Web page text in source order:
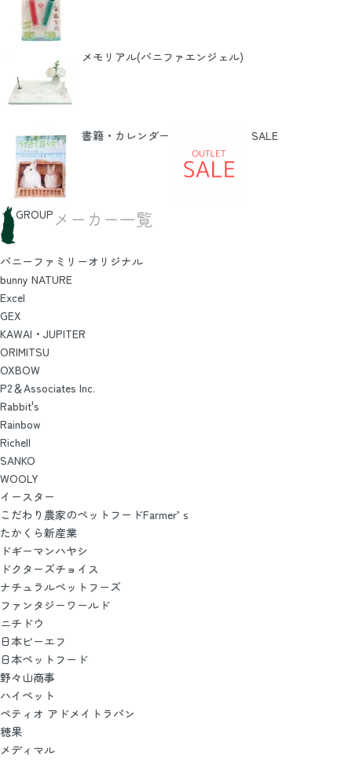
メモリアル(バニファエンジェル)
書籍・カレンダー SALE
GROUP メーカー一覧
バニーファミリーオリジナル
bunny NATURE
Excel
GEX
KAWAI・JUPITER
ORIMITSU
OXBOW
P2＆Associates Inc.
Rabbit's
Rainbow
Richell
SANKO
WOOLY
イースター
こだわり農家のペットフードFarmer’ｓ
たかくら新産業
ドギーマンハヤシ
ドクターズチョイス
ナチュラルペットフーズ
ファンタジーワールド
ニチドウ
日本ビーエフ
日本ペットフード
野々山商事
ハイペット
ペティオ アドメイトラパン
穂果
メディマル